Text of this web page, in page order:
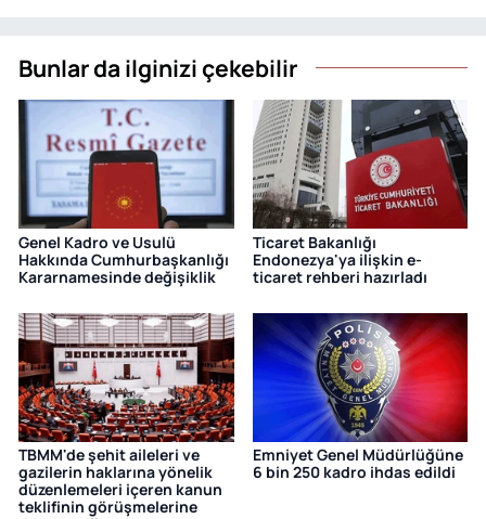
Bunlar da ilginizi çekebilir
Genel Kadro ve Usulü
Hakkında Cumhurbaşkanlığı
Kararnamesinde değişiklik
Ticaret Bakanlığı
Endonezya'ya ilişkin e-
ticaret rehberi hazırladı
TBMM'de şehit aileleri ve
gazilerin haklarına yönelik
düzenlemeleri içeren kanun
teklifinin görüşmelerine
Emniyet Genel Müdürlüğüne
6 bin 250 kadro ihdas edildi